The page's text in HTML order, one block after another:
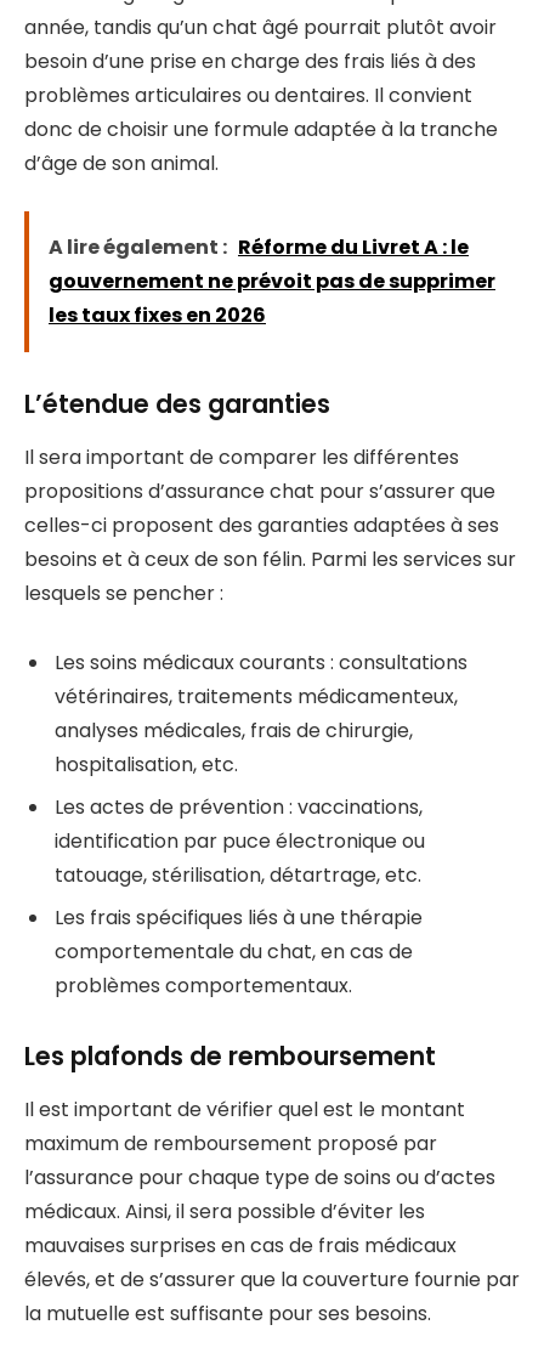
année, tandis qu’un chat âgé pourrait plutôt avoir
besoin d’une prise en charge des frais liés à des
problèmes articulaires ou dentaires. Il convient
donc de choisir une formule adaptée à la tranche
d’âge de son animal.
A lire également : Réforme du Livret A : le
gouvernement ne prévoit pas de supprimer
les taux fixes en 2026
L’étendue des garanties
Il sera important de comparer les différentes
propositions d’assurance chat pour s’assurer que
celles-ci proposent des garanties adaptées à ses
besoins et à ceux de son félin. Parmi les services sur
lesquels se pencher :
Les soins médicaux courants : consultations
vétérinaires, traitements médicamenteux,
analyses médicales, frais de chirurgie,
hospitalisation, etc.
Les actes de prévention : vaccinations,
identification par puce électronique ou
tatouage, stérilisation, détartrage, etc.
Les frais spécifiques liés à une thérapie
comportementale du chat, en cas de
problèmes comportementaux.
Les plafonds de remboursement
Il est important de vérifier quel est le montant
maximum de remboursement proposé par
l’assurance pour chaque type de soins ou d’actes
médicaux. Ainsi, il sera possible d’éviter les
mauvaises surprises en cas de frais médicaux
élevés, et de s’assurer que la couverture fournie par
la mutuelle est suffisante pour ses besoins.